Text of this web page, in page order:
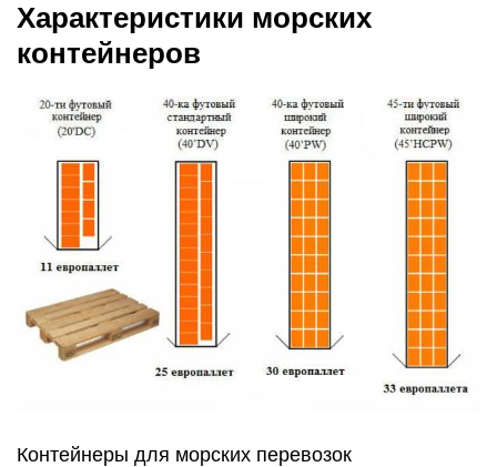
Характеристики морских
контейнеров
Контейнеры для морских перевозок